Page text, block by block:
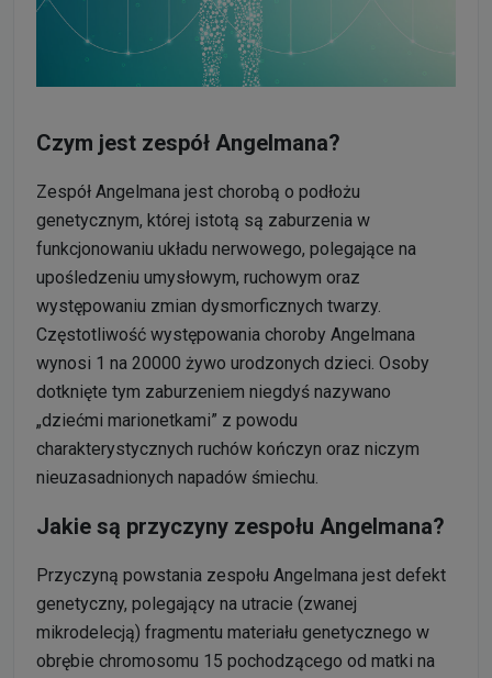
Czym jest zespół Angelmana?
Zespół Angelmana jest chorobą o podłożu
genetycznym, której istotą są zaburzenia w
funkcjonowaniu układu nerwowego, polegające na
upośledzeniu umysłowym, ruchowym oraz
występowaniu zmian dysmorficznych twarzy.
Częstotliwość występowania choroby Angelmana
wynosi 1 na 20000 żywo urodzonych dzieci. Osoby
dotknięte tym zaburzeniem niegdyś nazywano
„dziećmi marionetkami” z powodu
charakterystycznych ruchów kończyn oraz niczym
nieuzasadnionych napadów śmiechu.
Jakie są przyczyny zespołu Angelmana?
Przyczyną powstania zespołu Angelmana jest defekt
genetyczny, polegający na utracie (zwanej
mikrodelecją) fragmentu materiału genetycznego w
obrębie chromosomu 15 pochodzącego od matki na